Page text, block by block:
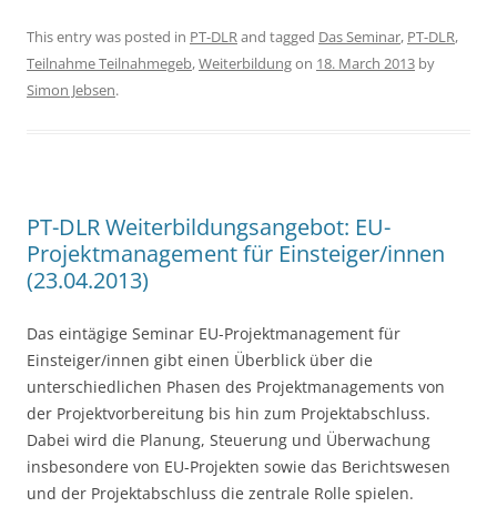
c
e
k
itt
er
ar
e
This entry was posted in PT-DLRand tagged Das Seminar, PT-DLR,
Teilnahme Teilnahmegeb,Weiterbildungon 18. March 2013 by
Simon Jebsen.
PT-DLR Weiterbildungsangebot: EU-
Projektmanagement für Einsteiger/innen
(23.04.2013)
Das eintägige Seminar EU-Projektmanagement für
Einsteiger/innen gibt einen Überblick über die
unterschiedlichen Phasen des Projektmanagements von
der Projektvorbereitung bis hin zum Projektabschluss.
Dabei wird die Planung, Steuerung und Überwachung
insbesondere von EU-Projekten sowie das Berichtswesen
und der Projektabschluss die zentrale Rolle spielen.